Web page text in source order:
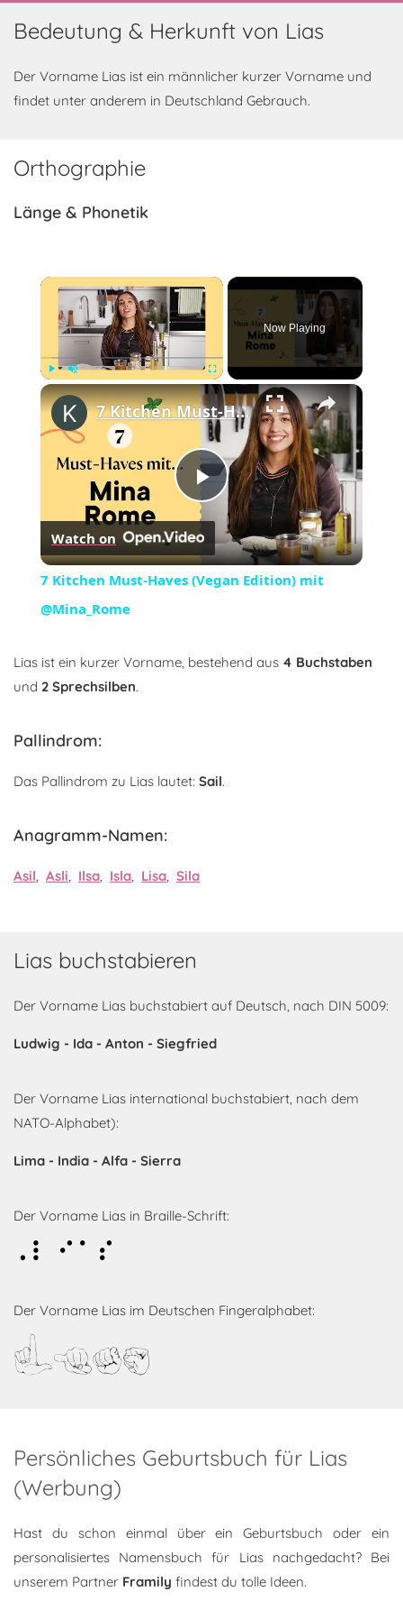
Bedeutung & Herkunft von Lias
Der Vorname Lias ist ein männlicher kurzer Vorname und
findet unter anderem in Deutschland Gebrauch.
Orthographie
Länge & Phonetik
×
Play Unmute Fullscreen
Now Playing
×
Play
Video
7 Kitchen Must-Haves (Vegan Edition) mit @Mina_Rome
Watch on
7 Kitchen Must-Haves (Vegan Edition) mit
@Mina_Rome
Lias ist ein kurzer Vorname, bestehend aus 4 Buchstaben
und 2 Sprechsilben.
Pallindrom:
Das Pallindrom zu Lias lautet: Sail.
Anagramm-Namen:
Asil, Asli, Ilsa, Isla, Lisa, Sila
Lias buchstabieren
Der Vorname Lias buchstabiert auf Deutsch, nach DIN 5009:
Ludwig - Ida - Anton - Siegfried
Der Vorname Lias international buchstabiert, nach dem
NATO-Alphabet):
Lima - India - Alfa - Sierra
Der Vorname Lias in Braille-Schrift:
Lias
Der Vorname Lias im Deutschen Fingeralphabet:
Lias
Persönliches Geburtsbuch für Lias
(Werbung)
Hast du schon einmal über ein Geburtsbuch oder ein
personalisiertes Namensbuch für Lias nachgedacht? Bei
unserem Partner Framily findest du tolle Ideen.